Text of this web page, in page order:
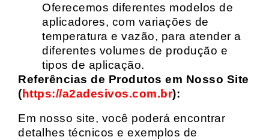
Oferecemos diferentes modelos de
aplicadores, com variações de
temperatura e vazão, para atender a
diferentes volumes de produção e
tipos de aplicação.
Referências de Produtos em Nosso Site
(https://a2adesivos.com.br):
Em nosso site, você poderá encontrar
detalhes técnicos e exemplos de